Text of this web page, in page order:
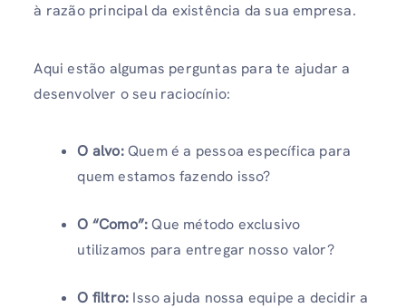
à razão principal da existência da sua empresa.
Aqui estão algumas perguntas para te ajudar a
desenvolver o seu raciocínio:
O alvo:Quem é a pessoa específica para
quem estamos fazendo isso?
O “Como”:Que método exclusivo
utilizamos para entregar nosso valor?
O filtro: Isso ajuda nossa equipe a decidir a